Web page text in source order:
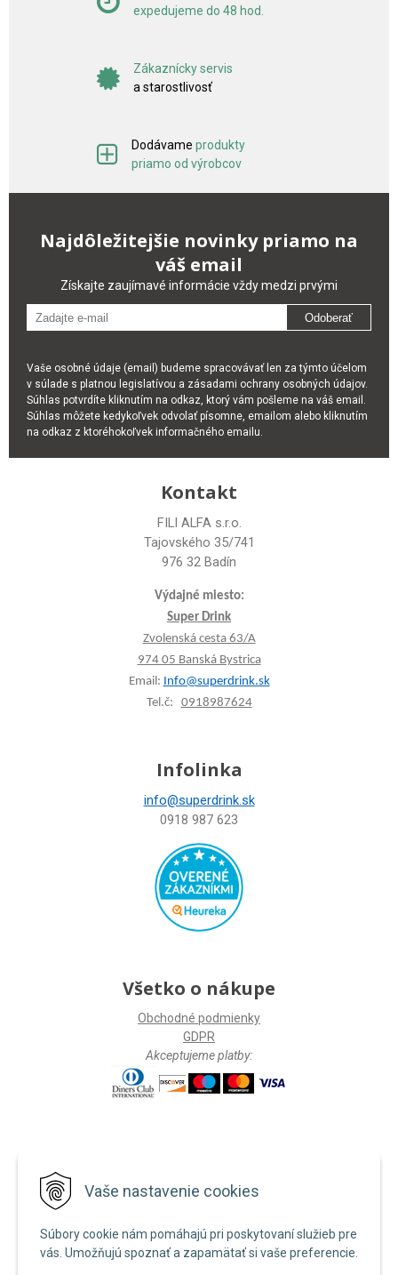
Vaše nastavenie cookies
Súbory cookie nám pomáhajú pri poskytovaní služieb pre
vás. Umožňujú spoznať a zapamätať si vaše preferencie.
expedujeme do 48 hod.
Zákaznícky servis
a starostlivosť
Dodávame produkty
priamo od výrobcov
Najdôležitejšie novinky priamo na
váš email
Získajte zaujímavé informácie vždy medzi prvými
Odoberať
Vaše osobné údaje (email) budeme spracovávať len za týmto účelom
v súlade s platnou legislatívou a zásadami ochrany osobných údajov.
Súhlas potvrdíte kliknutím na odkaz, ktorý vám pošleme na váš email.
Súhlas môžete kedykoľvek odvolať písomne, emailom alebo kliknutím
na odkaz z ktoréhokoľvek informačného emailu.
Kontakt
FILI ALFA s.r.o.
Tajovského 35/741
976 32 Badín
Výdajné miesto:
Super Drink
Zvolenská cesta 63/A
974 05 Banská Bystrica
Email: Info@superdrink.sk
Tel.č: 0918987624
Infolinka
info@superdrink.sk
0918 987 623
Všetko o nákupe
Obchodné podmienky
GDPR
Akceptujeme platby: